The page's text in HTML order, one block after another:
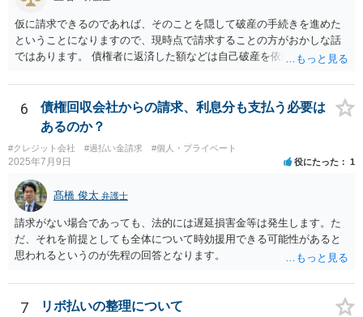
仮に請求できるのであれば、そのことを隠して破産の手続きを進めた
ということになりますので、現時点で請求することの方がおかしな話
ではあります。 債権者に返済した額などは自己破産を依頼した弁護士
たはずです。
6
債権回収会社からの請求、利息分も支払う必要は
あるのか？
#クレジット会社 #過払い金請求 #個人・プライベート
2025年7月9日 役にたった 1
髙橋 俊太 弁護士
請求がない場合であっても、法的には遅延損害金等は発生します。た
だ、それを前提としても全体について時効援用できる可能性があると
思われるというのが先程の回答となります。
7 リボ払いの整理について